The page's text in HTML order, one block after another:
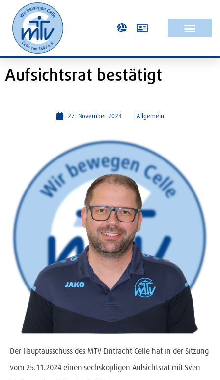
Aufsichtsrat bestätigt
27. November 2024 Allgemein
Der Hauptausschuss des MTV Eintracht Celle hat in der Sitzung
vom 25.11.2024 einen sechsköpfigen Aufsichtsrat mit Sven